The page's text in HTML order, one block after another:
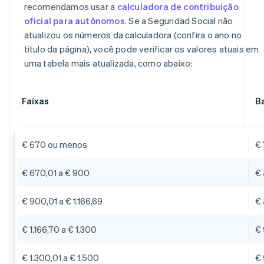
recomendamos usar a calculadora de contribuição
oficial para autônomos. Se a Seguridad Social não
atualizou os números da calculadora (confira o ano no
título da página), você pode verificar os valores atuais em
uma tabela mais atualizada, como abaixo:
Faixas
€ 670 ou menos €
€ 670,01 a € 900 €
€ 900,01 a € 1.166,69 €
€ 1.166,70 a € 1.300 €
€ 1.300,01 a € 1.500 €